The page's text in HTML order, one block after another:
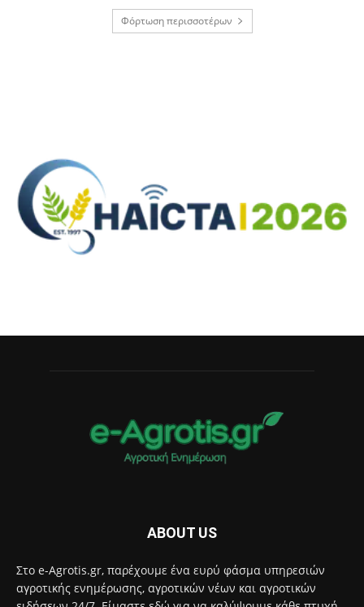
Φόρτωση περισσοτέρων
ABOUT US
Στο e-Agrotis.gr, παρέχουμε ένα ευρύ φάσμα υπηρεσιών
αγροτικής ενημέρωσης, αγροτικών νέων και αγροτικών